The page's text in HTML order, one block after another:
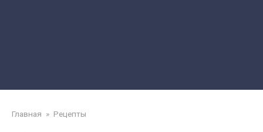
Главная » Рецепты